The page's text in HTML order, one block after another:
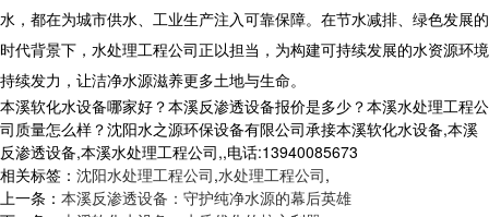
水，都在为城市供水、工业生产注入可靠保障。在节水减排、绿色发展的
时代背景下，水处理工程公司正以担当，为构建可持续发展的水资源环境
持续发力，让洁净水源滋养更多土地与生命。
本溪软化水设备哪家好？本溪反渗透设备报价是多少？本溪水处理工程公
司质量怎么样？沈阳水之源环保设备有限公司承接本溪软化水设备,本溪
反渗透设备,本溪水处理工程公司,,电话:13940085673
相关标签： 沈阳水处理工程公司,水处理工程公司,
上一条： 本溪反渗透设备：守护纯净水源的幕后英雄